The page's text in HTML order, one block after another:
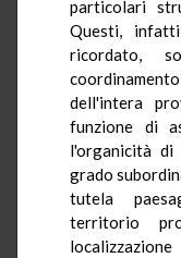
particolari
Questi,
ricordato,
dell'intera
funzione di
l'organicità di
grado
tutela
territorio